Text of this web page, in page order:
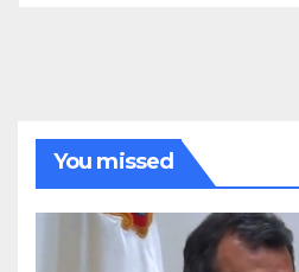
You missed